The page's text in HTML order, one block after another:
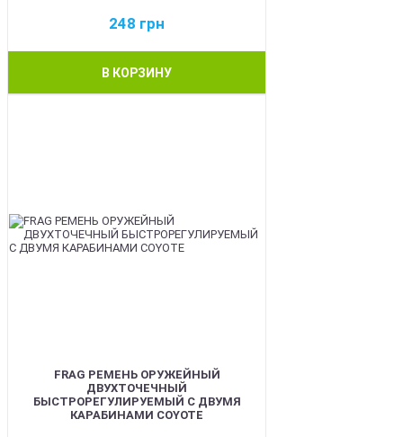
248 грн
В КОРЗИНУ
FRAG РЕМЕНЬ ОРУЖЕЙНЫЙ
ДВУХТОЧЕЧНЫЙ
БЫСТРОРЕГУЛИРУЕМЫЙ С ДВУМЯ
КАРАБИНАМИ COYOTE